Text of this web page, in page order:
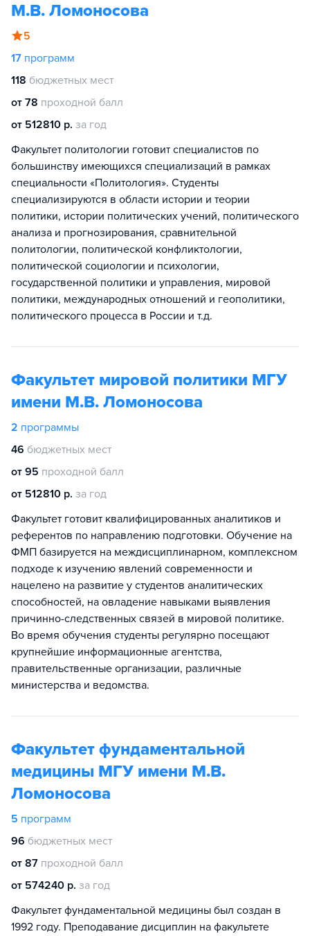
М.В. Ломоносова
5
17 программ
118 бюджетных мест
от 78 проходной балл
от 512810 р. за год
Факультет политологии готовит специалистов по
большинству имеющихся специализаций в рамках
специальности «Политология». Студенты
специализируются в области истории и теории
политики, истории политических учений, политического
анализа и прогнозирования, сравнительной
политологии, политической конфликтологии,
политической социологии и психологии,
государственной политики и управления, мировой
политики, международных отношений и геополитики,
политического процесса в России и т.д.
Факультет мировой политики МГУ
имени М.В. Ломоносова
2 программы
46 бюджетных мест
от 95 проходной балл
от 512810 р. за год
Факультет готовит квалифицированных аналитиков и
референтов по направлению подготовки. Обучение на
ФМП базируется на междисциплинарном, комплексном
подходе к изучению явлений современности и
нацелено на развитие у студентов аналитических
способностей, на овладение навыками выявления
причинно-следственных связей в мировой политике.
Во время обучения студенты регулярно посещают
крупнейшие информационные агентства,
правительственные организации, различные
министерства и ведомства.
Факультет фундаментальной
медицины МГУ имени М.В.
Ломоносова
5 программ
96 бюджетных мест
от 87 проходной балл
от 574240 р. за год
Факультет фундаментальной медицины был создан в
1992 году. Преподавание дисциплин на факультете